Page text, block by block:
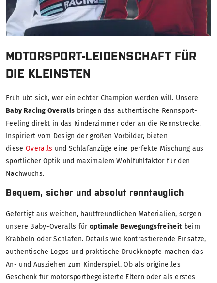
MOTORSPORT-LEIDENSCHAFT FÜR
DIE KLEINSTEN
Früh übt sich, wer ein echter Champion werden will. Unsere
Baby Racing Overalls bringen das authentische Rennsport-
Feeling direkt in das Kinderzimmer oder an die Rennstrecke.
Inspiriert vom Design der großen Vorbilder, bieten
diese Overalls und Schlafanzüge eine perfekte Mischung aus
sportlicher Optik und maximalem Wohlfühlfaktor für den
Nachwuchs.
Bequem, sicher und absolut renntauglich
Gefertigt aus weichen, hautfreundlichen Materialien, sorgen
unsere Baby-Overalls füroptimale Bewegungsfreiheitbeim
Krabbeln oder Schlafen. Details wie kontrastierende Einsätze,
authentische Logos und praktische Druckknöpfe machen das
An- und Ausziehen zum Kinderspiel. Ob als originelles
Geschenk für motorsportbegeisterte Eltern oder als erstes